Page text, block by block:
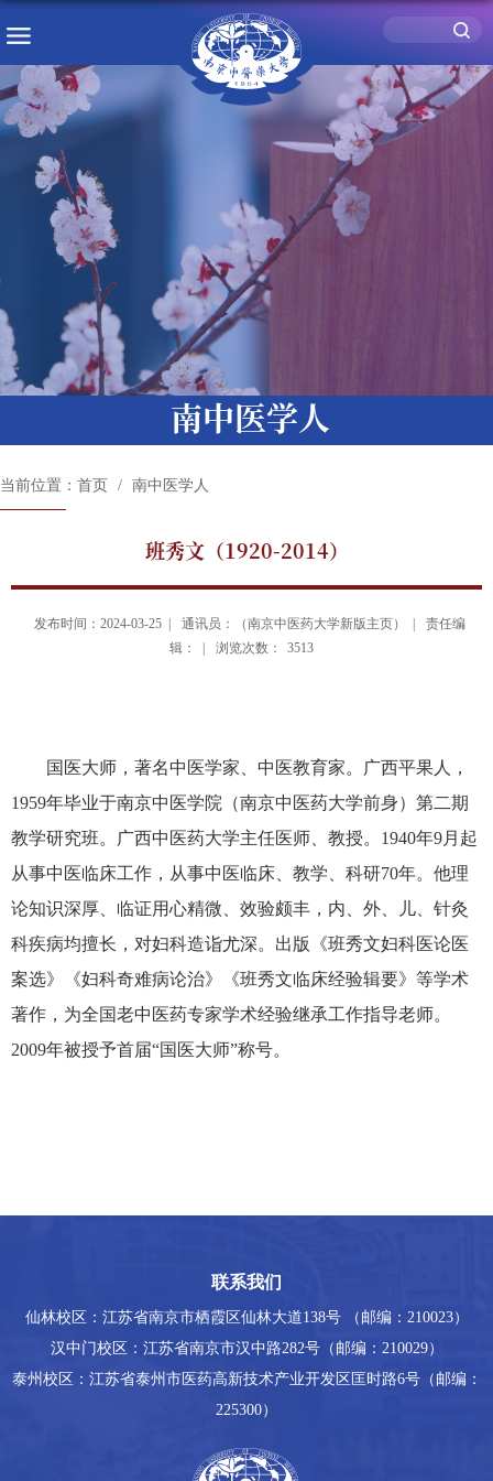
南中医学人
当前位置： 首页 南中医学人
班秀文（1920-2014）
发布时间：2024-03-25 | 通讯员：（南京中医药大学新版主页） |
责任编
辑： |
浏览次数： 3513
国医大师，著名中医学家、中医教育家。广西平果人，
1959年毕业于南京中医学院（南京中医药大学前身）第二期
教学研究班。广西中医药大学主任医师、教授。 1940年9月起
从事中医临床工作，从事中医临床、教学、科研70年。他理
论知识深厚、临证用心精微、效验颇丰，内、外、儿、针灸
科疾病均擅长，对妇科造诣尤深。出版《班秀文妇科医论医
案选》《妇科奇难病论治》《班秀文临床经验辑要》等学术
著作，为全国老中医药专家学术经验继承工作指导老师。
2009年被授予首届“国医大师”称号。
联系我们
仙林校区：江苏省南京市栖霞区仙林大道138号 （邮编：210023）
汉中门校区：江苏省南京市汉中路282号（邮编：210029）
泰州校区：江苏省泰州市医药高新技术产业开发区匡时路6号（邮编：
225300）